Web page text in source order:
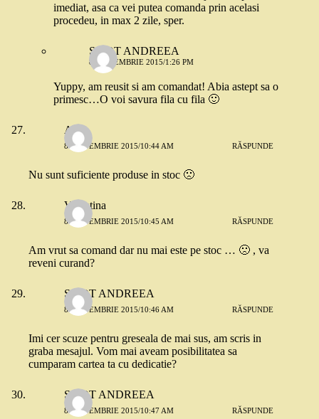
imediat, asa ca vei putea comanda prin acelasi
procedeu, in max 2 zile, sper.
SIPOT ANDREEA
8 SEPTEMBRIE 2015/1:26 PM
Yuppy, am reusit si am comandat! Abia astept sa o
primesc…O voi savura fila cu fila 🙂
Anca
8 SEPTEMBRIE 2015/10:44 AM RĂSPUNDE
Nu sunt suficiente produse in stoc 🙁
Valentina
8 SEPTEMBRIE 2015/10:45 AM RĂSPUNDE
Am vrut sa comand dar nu mai este pe stoc … 🙁 , va
reveni curand?
SIPOT ANDREEA
8 SEPTEMBRIE 2015/10:46 AM RĂSPUNDE
Imi cer scuze pentru greseala de mai sus, am scris in
graba mesajul. Vom mai aveam posibilitatea sa
cumparam cartea ta cu dedicatie?
SIPOT ANDREEA
8 SEPTEMBRIE 2015/10:47 AM RĂSPUNDE